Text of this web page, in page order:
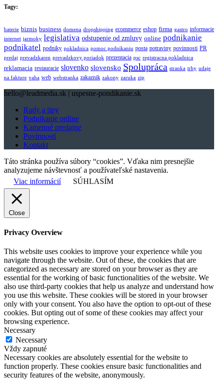
Tagy:
baterie biznis business domena dropshipping ecommerce eshop firma gastro informacie
internet jarmoky legislativa odstupenie od zmluvy online podnikanie
podnikatel podniky pokladnica pomoc podnikaniu posta potraviny povinnosti PR
predaj prevadzkaren prevadzkovy poriadok prezentacia psc registracna pokladnica
reklamacia restauracie slovenko slovensko Spolupráca stranka trhy udaje
na fakture vaha web webstranka zakaznik zakony zaruka zip
hello@leadmedia.sk | uspesne-pondikanie.sk
Rady a tipy
Podnikanie online
Kamenné predajne
Povinnosti
Kontakt
Táto stránka používa súbory “cookies”. Vďaka nim presnejšie
analyzujeme návštevnosť a používateľské nastavenia.
Viac informácií
SÚHLASÍM
Close
Privacy Overview
This website uses cookies to improve your experience while you
navigate through the website. Out of these, the cookies that are
categorized as necessary are stored on your browser as they are
essential for the working of basic functionalities of the website. We
also use third-party cookies that help us analyze and understand how
you use this website. These cookies will be stored in your browser
only with your consent. You also have the option to opt-out of these
cookies. But opting out of some of these cookies may affect your
browsing experience.
Necessary
Necessary
Vždy zapnuté
Necessary cookies are absolutely essential for the website to
function properly. These cookies ensure basic functionalities and
security features of the website, anonymously.